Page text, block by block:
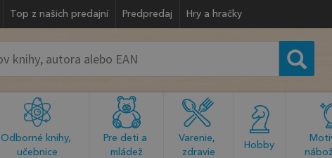
Top z našich predajní Predpredaj Hry a hračky
Odborné knihy,
učebnice
Pre deti a
mládež
Varenie,
zdravie
Hobby